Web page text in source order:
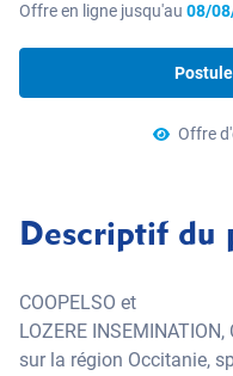
Offre en ligne jusqu'au 08/
Offre
Descriptif du
COOPELSO et
LOZERE
sur la région Occitanie,